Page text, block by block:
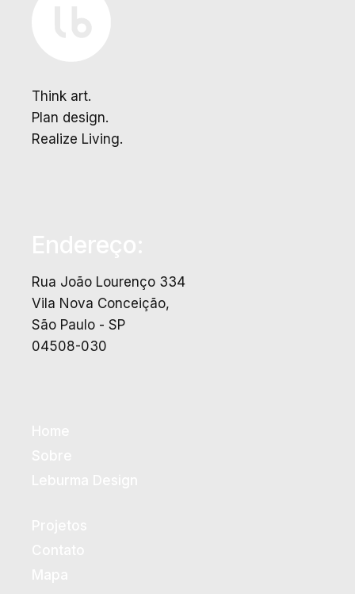
Think art.
Plan design.
Realize Living.
Rua João Lourenço 334
Vila Nova Conceição,
São Paulo - SP
04508-030